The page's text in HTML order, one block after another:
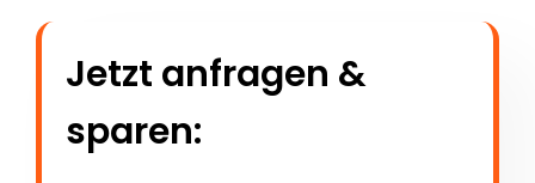
Jetzt anfragen &
sparen: